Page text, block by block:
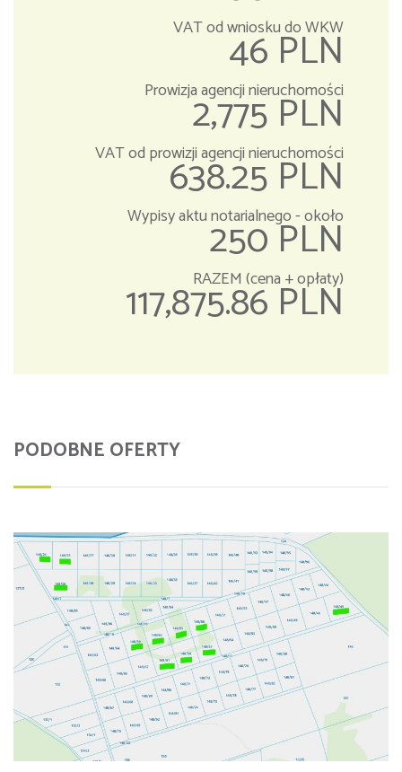
VAT od wniosku do WKW
46 PLN
Prowizja agencji nieruchomości
2,775 PLN
VAT od prowizji agencji nieruchomości
638.25 PLN
Wypisy aktu notarialnego - około
250 PLN
RAZEM (cena + opłaty)
117,875.86 PLN
PODOBNE OFERTY